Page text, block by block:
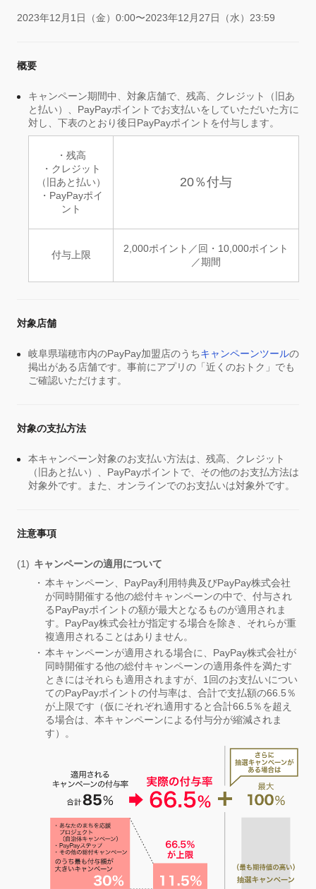
2023年12月1日（金）0:00〜2023年12月27日（水）23:59
概要
キャンペーン期間中、対象店舗で、残高、クレジット（旧あ
と払い）、PayPayポイントでお支払いをしていただいた方に
対し、下表のとおり後日PayPayポイントを付与します。
・残高
・クレジット
（旧あと払い）
・PayPayポイ
ント
20％付与
付与上限
2,000ポイント／回・10,000ポイント
／期間
対象店舗
岐阜県瑞穂市内のPayPay加盟店のうちキャンペーンツールの
掲出がある店舗です。事前にアプリの「近くのおトク」でも
ご確認いただけます。
対象の支払方法
本キャンペーン対象のお支払い方法は、残高、クレジット
（旧あと払い）、PayPayポイントで、その他のお支払方法は
対象外です。また、オンラインでのお支払いは対象外です。
注意事項
キャンペーンの適用について
本キャンペーン、PayPay利用特典及びPayPay株式会社
が同時開催する他の総付キャンペーンの中で、付与され
るPayPayポイントの額が最大となるものが適用されま
す。PayPay株式会社が指定する場合を除き、それらが重
複適用されることはありません。
本キャンペーンが適用される場合に、PayPay株式会社が
同時開催する他の総付キャンペーンの適用条件を満たす
ときにはそれらも適用されますが、1回のお支払いについ
てのPayPayポイントの付与率は、合計で支払額の66.5％
が上限です（仮にそれぞれ適用すると合計66.5％を超え
る場合は、本キャンペーンによる付与分が縮減されま
す）。